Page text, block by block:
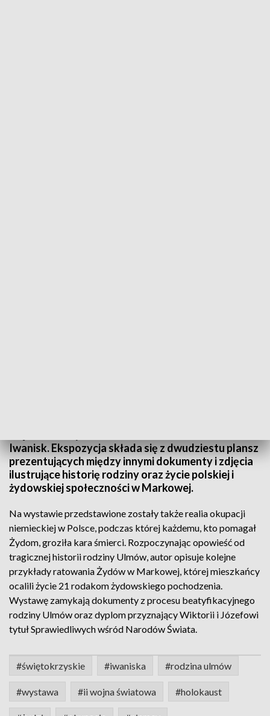
Iwanisk. Ekspozycja składa się z dwudziestu plansz
prezentujących między innymi dokumenty i zdjęcia
ilustrujące historię rodziny oraz życie polskiej i
żydowskiej społeczności w Markowej.
Na wystawie przedstawione zostały także realia okupacji
niemieckiej w Polsce, podczas której każdemu, kto pomagał
Żydom, groziła kara śmierci. Rozpoczynając opowieść od
tragicznej historii rodziny Ulmów, autor opisuje kolejne
przykłady ratowania Żydów w Markowej, której mieszkańcy
ocalili życie 21 rodakom żydowskiego pochodzenia.
Wystawę zamykają dokumenty z procesu beatyfikacyjnego
rodziny Ulmów oraz dyplom przyznający Wiktorii i Józefowi
tytuł Sprawiedliwych wśród Narodów Świata.
#świętokrzyskie #iwaniska #rodzina ulmów
#wystawa #ii wojna światowa #holokaust